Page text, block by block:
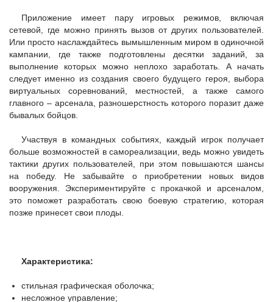
Приложение имеет пару игровых режимов, включая
сетевой, где можно принять вызов от других пользователей.
Или просто наслаждайтесь вымышленным миром в одиночной
кампании, где также подготовлены десятки заданий, за
выполнение которых можно неплохо заработать. А начать
следует именно из создания своего будущего героя, выбора
виртуальных соревнований, местностей, а также самого
главного – арсенала, разношерстность которого поразит даже
бывалых бойцов.
Участвуя в командных событиях, каждый игрок получает
больше возможностей в самореализации, ведь можно увидеть
тактики других пользователей, при этом повышаются шансы
на победу. Не забывайте о приобретении новых видов
вооружения. Экспериментируйте с прокачкой и арсеналом,
это поможет разработать свою боевую стратегию, которая
позже принесет свои плоды.
Характеристика:
стильная графическая оболочка;
несложное управление;